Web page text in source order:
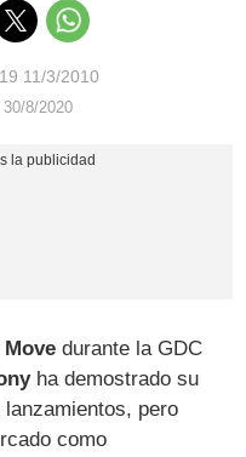
11/3/2010
8/2020
durante la GDC
ha demostrado su
pero
como